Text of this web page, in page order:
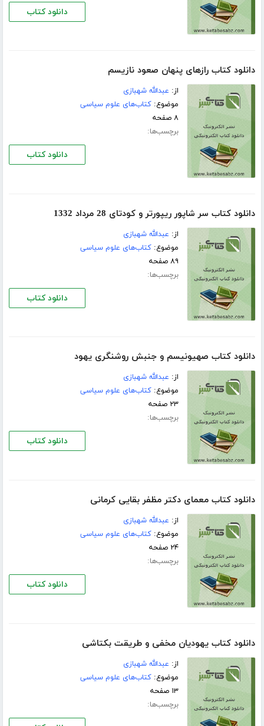
دانلود کتاب
دانلود کتاب رازهای پنهان صعود نازیسم
از: عبدالله شهبازی
موضوع:کتاب‌های علوم سیاسی
۸ صفحه
برچسب‌ها:
دانلود کتاب
دانلود کتاب سر شاپور ریپورتر و کودتای 28 مرداد 1332
از: عبدالله شهبازی
موضوع:کتاب‌های علوم سیاسی
۸۹ صفحه
برچسب‌ها:
دانلود کتاب
دانلود کتاب صهیونیسم و جنبش روشنگری یهود
از: عبدالله شهبازی
موضوع:کتاب‌های علوم سیاسی
۲۳ صفحه
برچسب‌ها:
دانلود کتاب
دانلود کتاب معمای دکتر مظفر بقایی کرمانی
از: عبدالله شهبازی
موضوع:کتاب‌های علوم سیاسی
۲۴ صفحه
برچسب‌ها:
دانلود کتاب
دانلود کتاب یهودیان مخفی و طریقت بکتاشی
از: عبدالله شهبازی
موضوع:کتاب‌های علوم سیاسی
۱۳ صفحه
برچسب‌ها: